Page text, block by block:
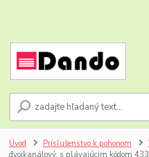
Úvod Príslušenstvo k pohonom
dvojkanálový, s plávajúcim kódom